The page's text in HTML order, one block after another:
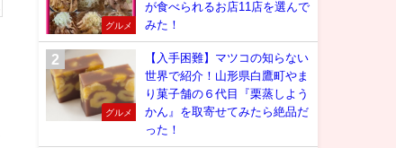
グルメ
が食べられるお店11店を選んで
みた！
グルメ
【入手困難】マツコの知らない
世界で紹介！山形県白鷹町やま
り菓子舗の６代目『栗蒸しよう
かん』を取寄せてみたら絶品だ
った！